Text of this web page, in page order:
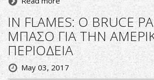
IN FLAMES: Ο BRUCE
ΜΠΑΣΟ ΓΙΑ ΤΗΝ
ΠΕΡΙΟΔΕΙΑ
May 03, 2017